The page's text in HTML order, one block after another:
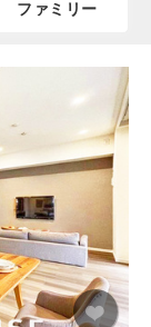
ファミリー